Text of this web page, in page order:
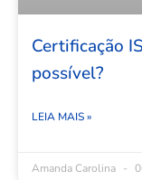
Certificação
possível?
LEIA MAIS »
Amanda Carolina